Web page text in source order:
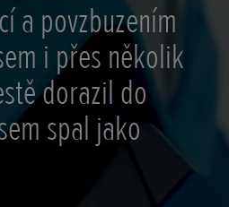
a povzbuzením
i přes několik
dorazil do
spal jako